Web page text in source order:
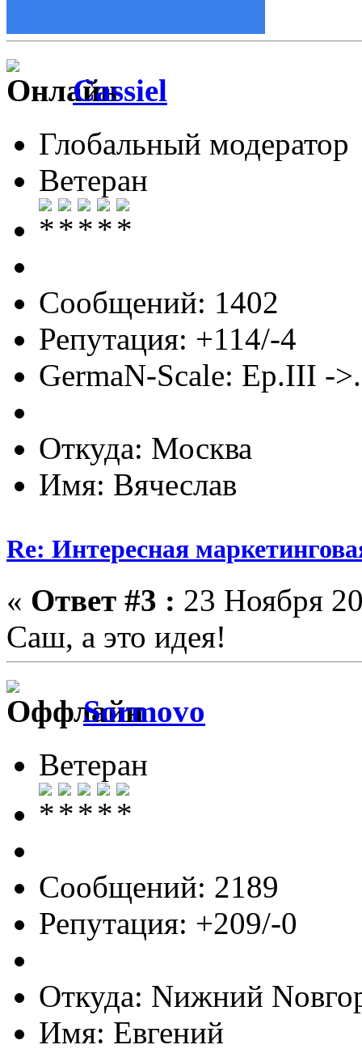
Cassiel
Глобальный модератор
Ветеран
Сообщений: 1402
Репутация: +114/-4
GermaN-Scale: Ep.III -
Откуда: Москва
Имя: Вячеслав
Re: Интересная
« Ответ #3 : 23 Ноября
Саш, а это идея!
Sormovo
Ветеран
Сообщений: 2189
Репутация: +209/-0
Откуда: Nижний
Имя: Евгений